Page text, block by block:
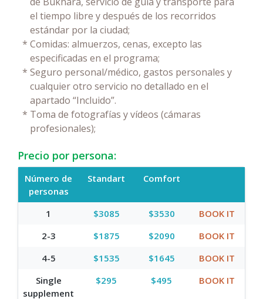
el tiempo libre y después de los recorridos
estándar por la ciudad;
* Comidas: almuerzos, cenas, excepto las
especificadas en el programa;
* Seguro personal/médico, gastos personales y
cualquier otro servicio no detallado en el
apartado “Incluido”.
* Toma de fotografías y vídeos (cámaras
profesionales);
Precio por persona:
Número de
personas
Standart Comfort
1 $3085 $3530
BOOK IT
2-3
$1875 $2090
BOOK IT
4-5
$1535 $1645
BOOK IT
Single
supplement
$295 $495 BOOK IT